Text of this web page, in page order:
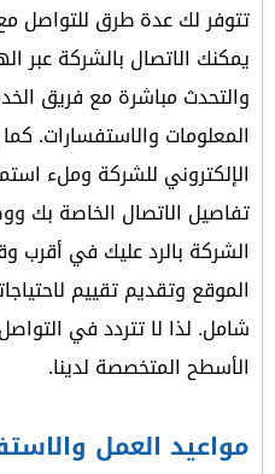
تتوفر لك عدة طرق للتواصل
يمكنك الاتصال بالشركة عبر
والتحدث مباشرة مع فريق
المعلومات والاستفسارات.
الإلكتروني للشركة وملء
تفاصيل الاتصال الخاصة بك
الشركة بالرد عليك في أقرب
الموقع وتقديم تقييم
شامل. لذا لا تتردد في
الأسطح المتخصصة لدينا.
مواعيد العمل